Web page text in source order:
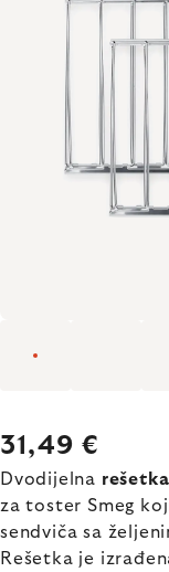
31,49 €
Dvodijelna
za toster Smeg
sendviča sa
Rešetka je